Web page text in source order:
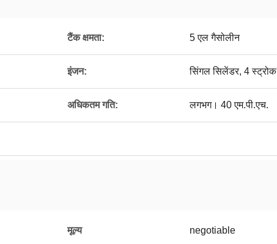
टैंक क्षमता: 5 एल गैसोलीन
इंजन: सिंगल सिलेंडर, 4 स्ट्रोक
अधिकतम गति: लगभग। 40 एम.पी.एच.
मूल्य negotiable